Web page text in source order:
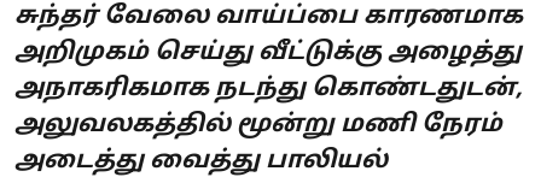
சுந்தர் வேலை வாய்ப்பை காரணமாக
அறிமுகம் செய்து வீட்டுக்கு அழைத்து
அநாகரிகமாக நடந்து கொண்டதுடன்,
அலுவலகத்தில் மூன்று மணி நேரம்
அடைத்து வைத்து பாலியல்